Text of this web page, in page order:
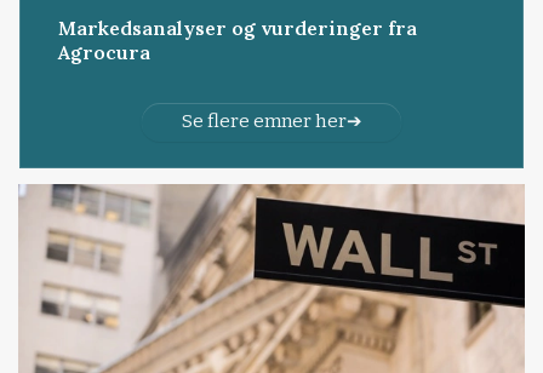
Markedsanalyser og vurderinger fra
Agrocura
Se flere emner her